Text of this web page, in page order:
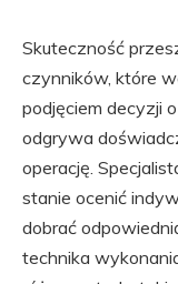
Skuteczność
czynników, które
podjęciem decyzji
odgrywa
operację.
stanie ocenić
dobrać
technika